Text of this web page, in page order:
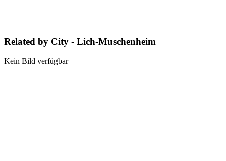
Related by City - Lich-Muschenheim
Kein Bild verfügbar